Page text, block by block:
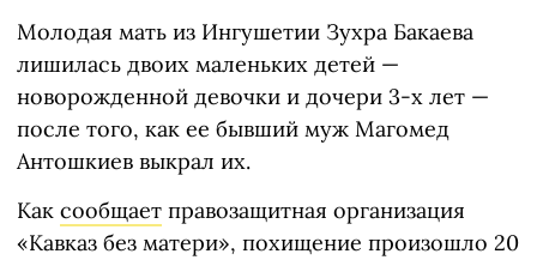
Молодая мать из Ингушетии Зухра Бакаева
лишилась двоих маленьких детей —
новорожденной девочки и дочери 3-х лет —
после того, как ее бывший муж Магомед
Антошкиев выкрал их.
Как сообщает правозащитная организация
«Кавказ без матери», похищение произошло 20